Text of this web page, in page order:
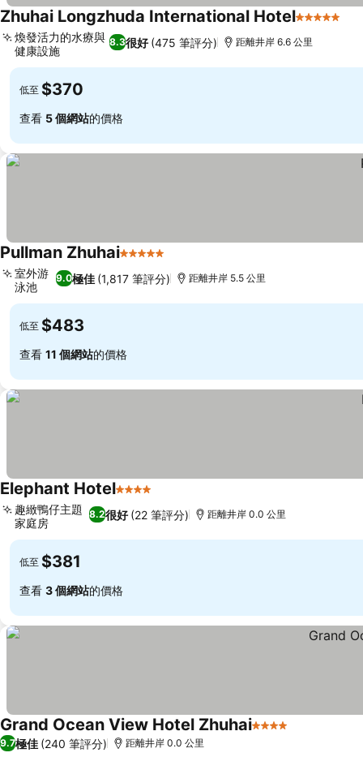
Zhuhai Longzhuda International Hotel5 星級
8.3很好 (475 筆評分)
煥發活力的水療與
健康設施
距離井岸 6.6 公里
低至 $370
查看 5 個網站的價格
Pullman Zhuhai5 星級
9.0極佳 (1,817 筆評分)
室外游
泳池
距離井岸 5.5 公里
低至 $483
查看 11 個網站的價格
Elephant Hotel4 星級
8.2很好 (22 筆評分)
趣緻鴨仔主題
家庭房
距離井岸 0.0 公里
低至 $381
查看 3 個網站的價格
Grand Ocean View Hotel Zhuhai4 星級
9.7極佳 (240 筆評分) 距離井岸 0.0 公里